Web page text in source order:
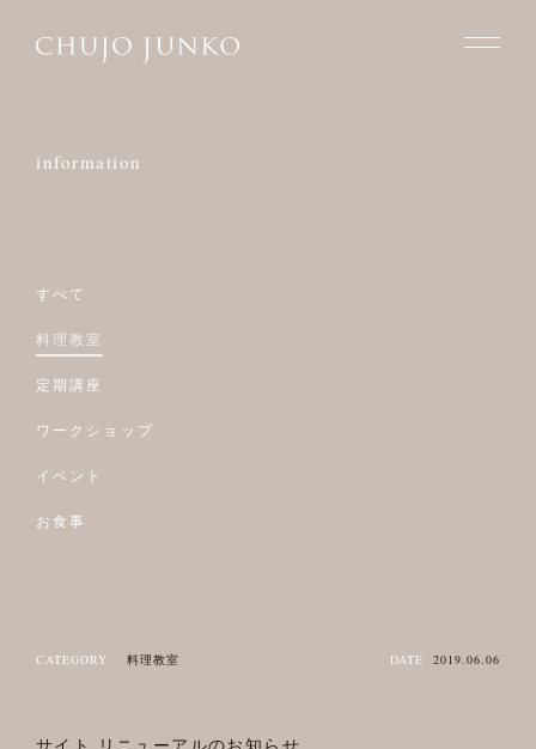
information
すべて
料理教室
定期講座
ワークショップ
イベント
お食事
CATEGORY 料理教室 DATE 2019.06.06